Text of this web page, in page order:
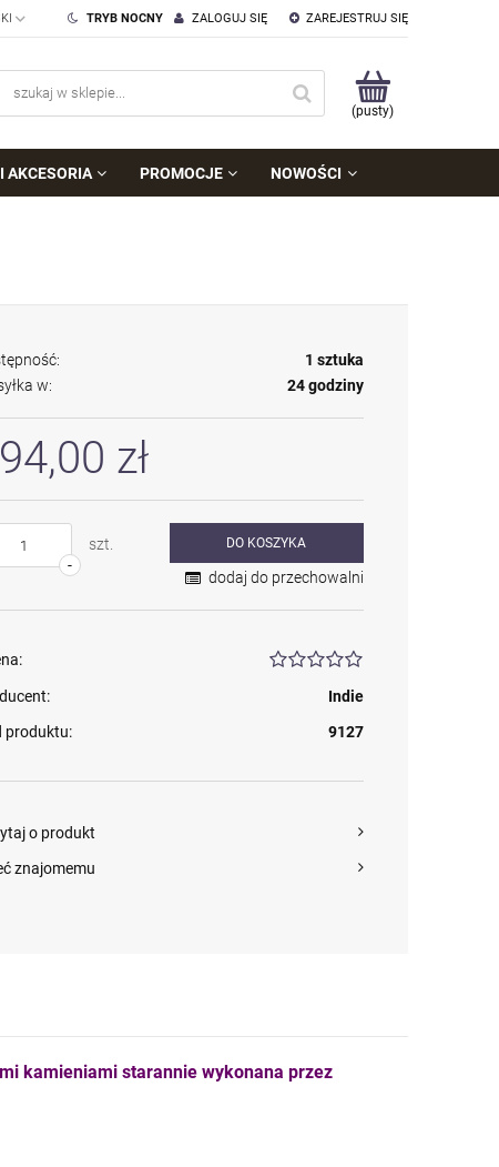
ZAREJESTRUJ SIĘ
ZALOGUJ SIĘ
TRYB NOCNY
(pusty)
AKCESORIA PROMOCJE NOWOŚCI
1 sztuka
w:
24 godziny
zł
-
szt.
DO KOSZYKA
dodaj do przechowalni
Indie
produktu:
9127
o produkt
znajomemu
kamieniami starannie wykonana przez